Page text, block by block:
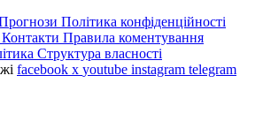
Політика конфіденційності
Контакти Правила коментування
Структура власності
facebook x youtube instagram telegram